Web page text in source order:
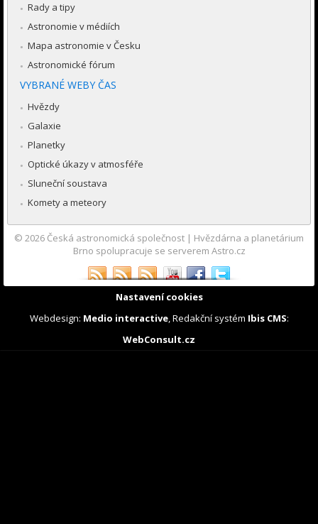
Rady a tipy
Astronomie v médiích
Mapa astronomie v Česku
Astronomické fórum
VYBRANÉ WEBY ČAS
Hvězdy
Galaxie
Planetky
Optické úkazy v atmosféře
Sluneční soustava
Komety a meteory
© 2026 Česká astronomická společnost | Hvězdárna a planetárium
Brno spolupracuje se serverem Astro.cz
Nastavení cookies
Webdesign: Medio interactive, Redakční systém Ibis CMS:
WebConsult.cz